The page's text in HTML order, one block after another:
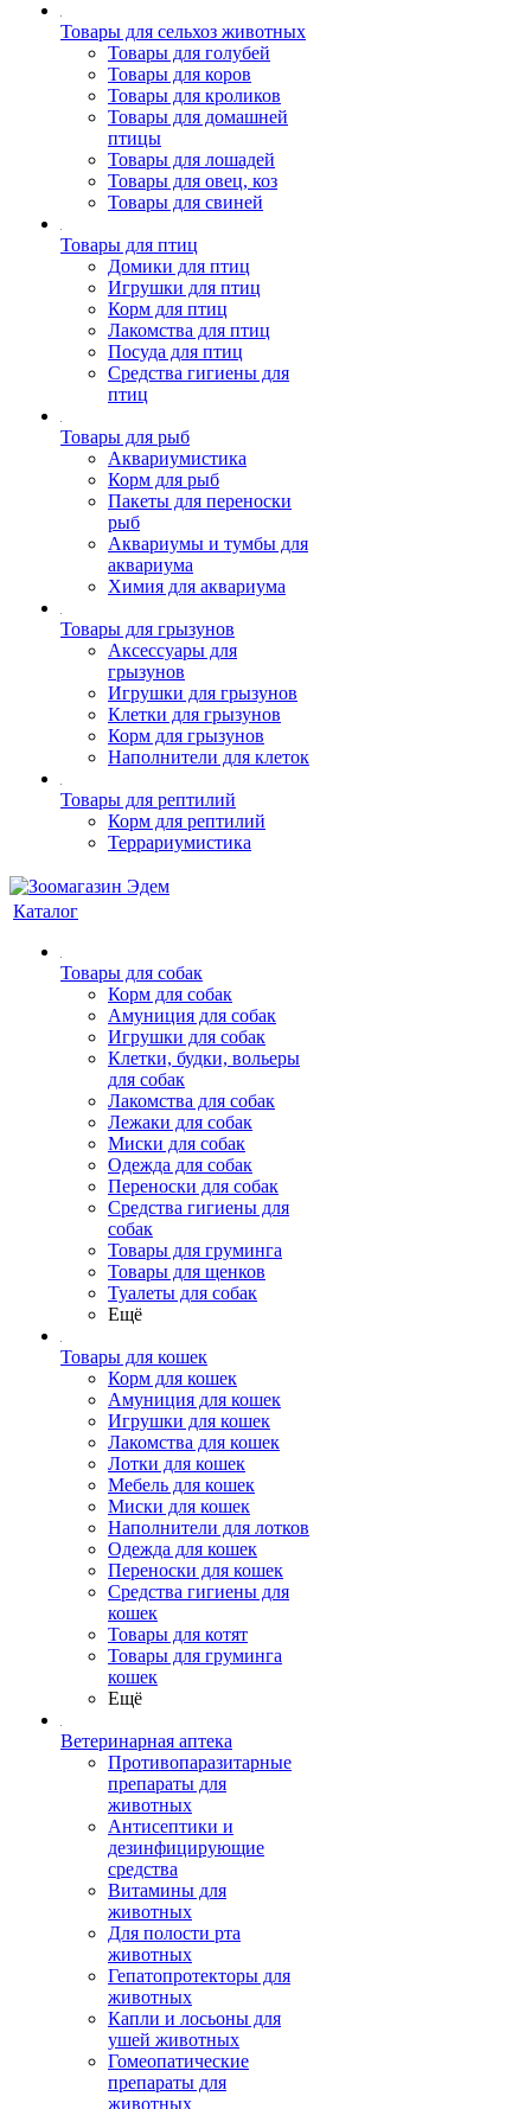
Товары для сельхоз животных
Товары для голубей
Товары для коров
Товары для кроликов
Товары для домашней
птицы
Товары для лошадей
Товары для овец, коз
Товары для свиней
Товары для птиц
Домики для птиц
Игрушки для птиц
Корм для птиц
Лакомства для птиц
Посуда для птиц
Средства гигиены для
птиц
Товары для рыб
Аквариумистика
Корм для рыб
Пакеты для переноски
рыб
Аквариумы и тумбы для
аквариума
Химия для аквариума
Товары для грызунов
Аксессуары для
грызунов
Игрушки для грызунов
Клетки для грызунов
Корм для грызунов
Наполнители для клеток
Товары для рептилий
Корм для рептилий
Террариумистика
Каталог
Товары для собак
Корм для собак
Амуниция для собак
Игрушки для собак
Клетки, будки, вольеры
для собак
Лакомства для собак
Лежаки для собак
Миски для собак
Одежда для собак
Переноски для собак
Средства гигиены для
собак
Товары для груминга
Товары для щенков
Туалеты для собак
Ещё
Товары для кошек
Корм для кошек
Амуниция для кошек
Игрушки для кошек
Лакомства для кошек
Лотки для кошек
Мебель для кошек
Миски для кошек
Наполнители для лотков
Одежда для кошек
Переноски для кошек
Средства гигиены для
кошек
Товары для котят
Товары для груминга
кошек
Ещё
Ветеринарная аптека
Противопаразитарные
препараты для
животных
Антисептики и
дезинфицирующие
средства
Витамины для
животных
Для полости рта
животных
Гепатопротекторы для
животных
Капли и лосьоны для
ушей животных
Гомеопатические
препараты для
животных